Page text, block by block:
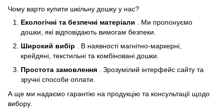
Чому варто купити шкільну дошку у нас?
Екологічні та безпечні матеріали . Ми пропонуємо
дошки, які відповідають вимогам безпеки.
Широкий вибір . В наявності магнітно-маркерні,
крейдяні, текстильні та комбіновані дошки.
Простота замовлення . Зрозумілий інтерфейс сайту та
зручні способи оплати.
А ще ми надаємо гарантію на продукцію та консультації щодо
вибору.